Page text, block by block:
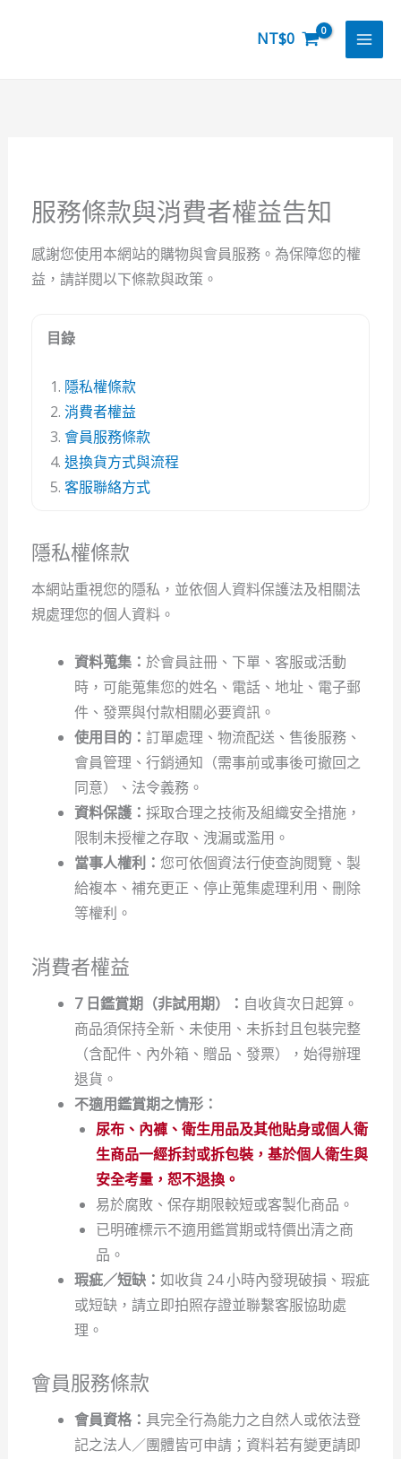
NT$0
服務條款與消費者權益告知
感謝您使用本網站的購物與會員服務。為保障您的權
益，請詳閱以下條款與政策。
目錄
隱私權條款
消費者權益
會員服務條款
退換貨方式與流程
客服聯絡方式
隱私權條款
本網站重視您的隱私，並依個人資料保護法及相關法
規處理您的個人資料。
資料蒐集： 於會員註冊、下單、客服或活動
時，可能蒐集您的姓名、電話、地址、電子郵
件、發票與付款相關必要資訊。
使用目的： 訂單處理、物流配送、售後服務、
會員管理、行銷通知（需事前或事後可撤回之
同意）、法令義務。
資料保護： 採取合理之技術及組織安全措施，
限制未授權之存取、洩漏或濫用。
當事人權利： 您可依個資法行使查詢閱覽、製
給複本、補充更正、停止蒐集處理利用、刪除
等權利。
消費者權益
7 日鑑賞期（非試用期）： 自收貨次日起算。
商品須保持全新、未使用、未拆封且包裝完整
（含配件、內外箱、贈品、發票），始得辦理
退貨。
不適用鑑賞期之情形：
尿布、內褲、衛生用品及其他貼身或個人衛
生商品一經拆封或拆包裝，基於個人衛生與
安全考量，恕不退換。
易於腐敗、保存期限較短或客製化商品。
已明確標示不適用鑑賞期或特價出清之商
品。
瑕疵／短缺： 如收貨 24 小時內發現破損、瑕疵
或短缺，請立即拍照存證並聯繫客服協助處
理。
會員服務條款
會員資格： 具完全行為能力之自然人或依法登
記之法人／團體皆可申請；資料若有變更請即